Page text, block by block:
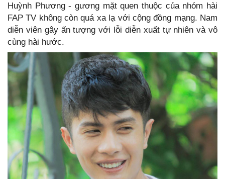
Huỳnh Phương - gương mặt quen thuộc của nhóm hài
FAP TV không còn quá xa lạ với cộng đồng mạng. Nam
diễn viên gây ấn tượng với lỗi diễn xuất tự nhiên và vô
cùng hài hước.